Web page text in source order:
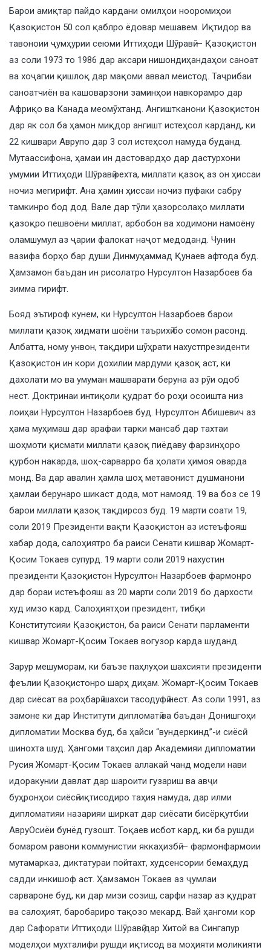
Барои амиқтар пайдо кардани омилҳои нооромиҳои
Қазоқистон 50 сол қаблро ёдовар мешавем. Иқтидор ва
тавоноии ҷумҳурии сеюми Иттиҳоди Шӯравӣ — Қазоқистон
аз соли 1973 то 1986 дар аксари нишондиҳандаҳои саноат
ва хоҷагии қишлоқ дар мақоми аввал меистод. Таҷрибаи
саноатчиён ва кашоварзони заминҳои навкорамро дар
Африқо ва Канада меомӯхтанд. Ангиштканони Қазоқистон
дар як сол ба ҳамон миқдор ангишт истеҳсол карданд, ки
22 кишвари Аврупо дар 3 сол истеҳсол намуда буданд.
Мутаассифона, ҳамаи ин дастовардҳо дар дастурхони
умумии Иттиҳоди Шӯравӣ рехта, миллати қазоқ аз он ҳиссаи
ночиз мегирифт. Ана ҳамин ҳиссаи ночиз пуфаки сабру
тамкинро бод дод. Вале дар тӯли ҳазорсолаҳо миллати
қазоқро пешвоёни миллат, арбобон ва ходимони намоёну
оламшумул аз ҷарии фалокат наҷот медоданд. Чунин
вазифа борҳо бар души Динмуҳаммад Қунаев афтода буд.
Ҳамзамон баъдан ин рисолатро Нурсултон Назарбоев ба
зимма гирифт.
Бояд эътироф кунем, ки Нурсултон Назарбоев барои
миллати қазоқ хидмати шоёни таърихӣ бо сомон расонд.
Албатта, ному унвон, тақдири шӯҳрати нахустпрезиденти
Қазоқистон ин кори дохилии мардуми қазоқ аст, ки
дахолати мо ва умуман машварати беруна аз рӯи одоб
нест. Доктринаи интиқоли қудрат бо роҳи осоишта низ
лоиҳаи Нурсултон Назарбоев буд. Нурсултон Абишевич аз
ҳама муҳимаш дар арафаи тарки мансаб дар тахтаи
шоҳмоти қисмати миллати қазоқ пиёдаву фарзинҳоро
қурбон накарда, шоҳ-сарварро ба ҳолати ҳимоя оварда
монд. Ва дар авалин ҳамла шоҳ метавонист душманони
ҳамлаи берунаро шикаст дода, мот намояд. 19 ва боз се 19
барои миллати қазоқ тақдирсоз буд. 19 марти соати 19,
соли 2019 Президенти вақти Қазоқистон аз истеъфояш
хабар дода, салоҳиятро ба раиси Сенати кишвар Жомарт-
Қосим Токаев супурд. 19 марти соли 2019 нахустин
президенти Қазоқистон Нурсултон Назарбоев фармонро
дар бораи истеъфояш аз 20 марти соли 2019 бо дархости
худ имзо кард. Салоҳиятҳои президент, тибқи
Конститутсияи Қазоқистон, ба раиси Сенати парламенти
кишвар Жомарт-Қосим Токаев вогузор карда шуданд.
Зарур мешуморам, ки баъзе паҳлуҳои шахсияти президенти
феълии Қазоқистонро шарҳ диҳам. Жомарт-Қосим Токаев
дар сиёсат ва роҳбарӣ шахси тасодуфӣ нест. Аз соли 1991, аз
замоне ки дар Институти дипломатӣ ва баъдан Донишгоҳи
дипломатии Москва буд, ба ҳайси “вундеркинд”-и сиёсӣ
шинохта шуд. Ҳангоми таҳсил дар Академияи дипломатии
Русия Жомарт-Қосим Токаев аллакай чанд модели нави
идоракунии давлат дар шароити гузариш ва авҷи
буҳронҳои сиёсӣ-иқтисодиро таҳия намуда, дар илми
дипломатияи назарияи ширкат дар сиёсати бисёрқутбии
АвруОсиёи бунёд гузошт. Тоқаев исбот кард, ки ба рушди
бомаром равони коммунистии яккаҳизбӣ — фармонфармоии
мутамарказ, диктатураи пойтахт, худсенсории бемаҳдуд
садди инкишоф аст. Ҳамзамон Токаев аз ҷумлаи
сарвароне буд, ки дар мизи созиш, сарфи назар аз қудрат
ва салоҳият, баробариро тақозо мекард. Вай ҳангоми кор
дар Сафорати Иттиҳоди Шӯравӣ дар Хитой ва Сингапур
моделҳои мухталифи рушди иқтисод ва моҳияти моликияти